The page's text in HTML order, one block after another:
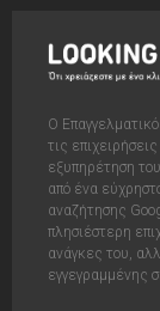
Ο
τις
εξυπηρέτηση
από ένα
αναζήτησης
πλησιέστερη
ανάγκες του,
εγγεγραμμένης